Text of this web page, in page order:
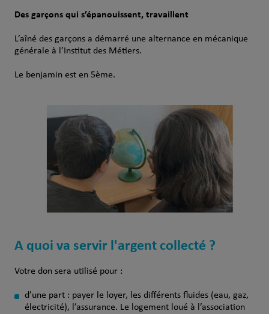
Des garçons qui s’épanouissent, travaillent
L’aîné des garçons a démarré une alternance en mécanique
générale à l’Institut des Métiers.
Le benjamin est en 5ème.
A quoi va servir l'argent collecté ?
Votre don sera utilisé pour :
d’une part : payer le loyer, les différents fluides (eau, gaz,
électricité), l’assurance. Le logement loué à l’association